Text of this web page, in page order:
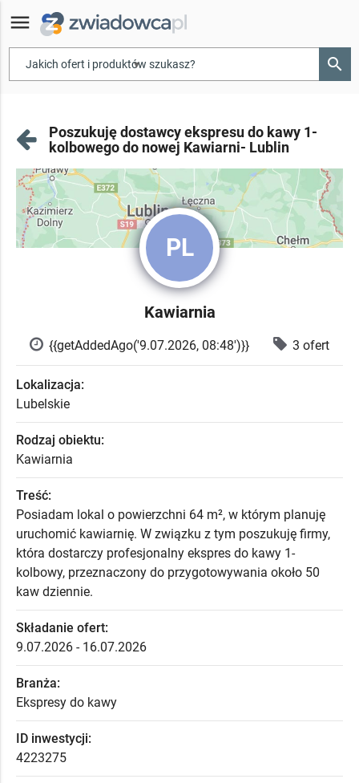
menu
▾ search
Poszukuję dostawcy ekspresu do kawy 1-
kolbowego do nowej Kawiarni- Lublin
PL
Kawiarnia
{{getAddedAgo('9.07.2026, 08:48')}} 3 ofert
Lokalizacja:
Lubelskie
Rodzaj obiektu:
Kawiarnia
Treść:
Posiadam lokal o powierzchni 64 m², w którym planuję
uruchomić kawiarnię. W związku z tym poszukuję firmy,
która dostarczy profesjonalny ekspres do kawy 1-
kolbowy, przeznaczony do przygotowywania około 50
kaw dziennie.
Składanie ofert:
9.07.2026 - 16.07.2026
Branża:
Ekspresy do kawy
ID inwestycji:
4223275